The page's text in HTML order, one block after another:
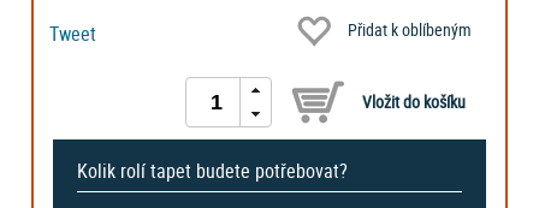
Tweet Přidat k oblíbeným
Kolik rolí tapet budete potřebovat?